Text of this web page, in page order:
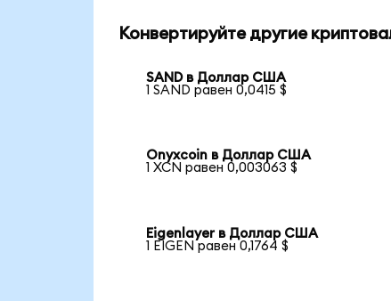
Конвертируйте другие
SAND в Доллар США
1 SAND равен 0,0415 $
Onyxcoin в Доллар США
1 XCN равен 0,003063 $
Eigenlayer в Доллар США
1 EIGEN равен 0,1764 $